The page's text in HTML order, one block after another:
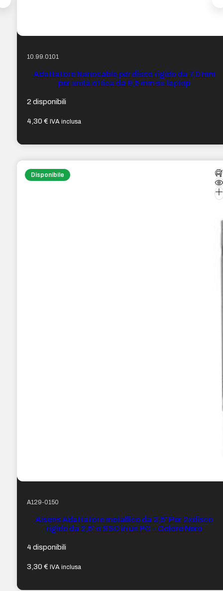
10.99.0101
Adattatore Nanocable per disco rigido da 7,0 mm
per unità ottica da 9,5 mm su laptop
2 disponibili
4,30€ IVA inclusa
Disponibile
A129-0150
Aisens Adattatore metallico da 3,5″ Per 2xdisco
rigido da 2,5″ o SSD in un PC – Colore Nero
4 disponibili
3,30€ IVA inclusa